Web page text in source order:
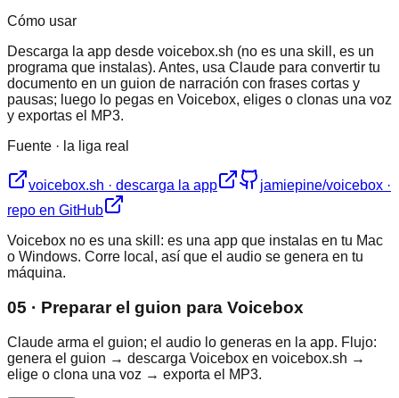
Cómo usar
Descarga la app desde voicebox.sh (no es una skill, es un
programa que instalas). Antes, usa Claude para convertir tu
documento en un guion de narración con frases cortas y
pausas; luego lo pegas en Voicebox, eliges o clonas una voz
y exportas el MP3.
Fuente · la liga real
voicebox.sh · descarga la app
jamiepine/voicebox ·
repo en GitHub
Voicebox no es una skill: es una app que instalas en tu Mac
o Windows. Corre local, así que el audio se genera en tu
máquina.
05 · Preparar el guion para Voicebox
Claude arma el guion; el audio lo generas en la app. Flujo:
genera el guion → descarga Voicebox en voicebox.sh →
elige o clona una voz → exporta el MP3.